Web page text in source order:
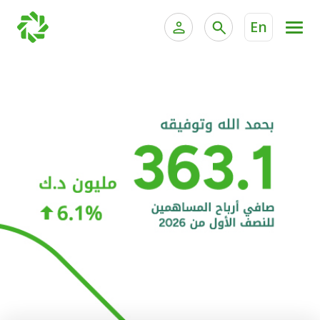
En
الخدمات المصرفية الإلكترونية للشركات
خدمة "بيتك" للتداول الإلكتروني
الحسابات المصرفية
البطاقات
"برامج العملاء"